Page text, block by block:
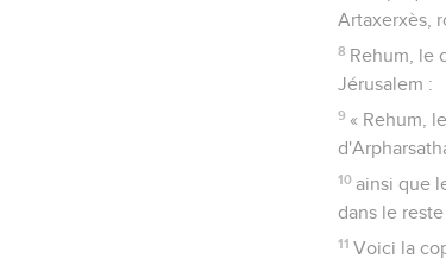
Artaxerxès,
8 Rehum, le
Jérusalem :
9 « Rehum,
10 ainsi que
dans le
11 Voici la